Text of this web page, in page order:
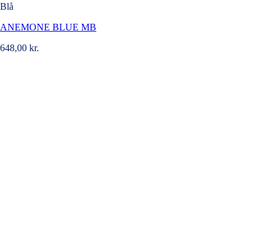
Blå
ANEMONE BLUE MB
648,00 kr.